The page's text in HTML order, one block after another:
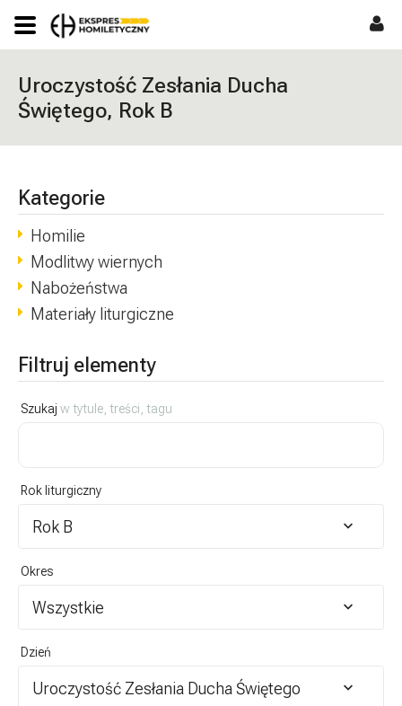
Uroczystość Zesłania Ducha
Świętego, Rok B
Kategorie
Homilie
Modlitwy wiernych
Nabożeństwa
Materiały liturgiczne
Filtruj elementy
Szukaj w tytule, treści, tagu
Rok liturgiczny
Rok B
Okres
Wszystkie
Dzień
Uroczystość Zesłania Ducha Świętego